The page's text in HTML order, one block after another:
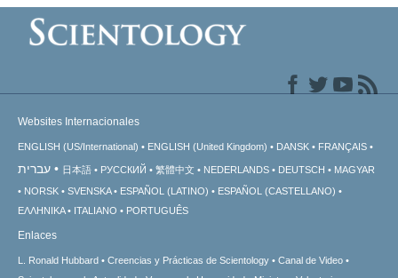
Websites Internacionales
ENGLISH (US/International) ENGLISH (United Kingdom) DANSK FRANÇAIS
עברית 日本語 РУССКИЙ 繁體中文 NEDERLANDS DEUTSCH
MAGYAR
NORSK
SVENSKA ESPAÑOL (LATINO)
ESPAÑOL (CASTELLANO)
ΕΛΛΗΝΙΚA
ITALIANO PORTUGUÊS
Enlaces
L. Ronald Hubbard Creencias y Prácticas de Scientology
Canal de Video